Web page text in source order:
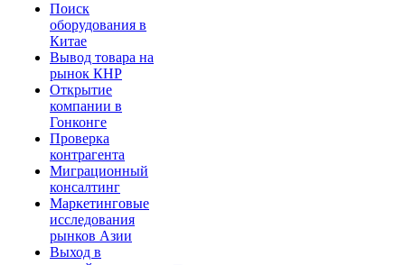
Поиск
оборудования в
Китае
Вывод товара на
рынок КНР
Открытие
компании в
Гонконге
Проверка
контрагента
Миграционный
консалтинг
Маркетинговые
исследования
рынков Азии
Выход в